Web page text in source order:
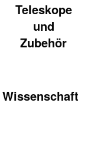
Teleskope
und
Zubehör
Wissenschaft